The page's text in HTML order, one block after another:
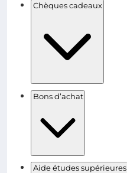
Chèques cadeaux
Bons d’achat
Aide études supérieures